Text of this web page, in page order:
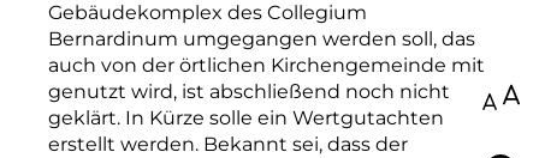
Gebäudekomplex des Collegium
Bernardinum umgegangen werden soll, das
auch von der örtlichen Kirchengemeinde mit
genutzt wird, ist abschließend noch nicht
geklärt. In Kürze solle ein Wertgutachten
erstellt werden. Bekannt sei, dass der
100